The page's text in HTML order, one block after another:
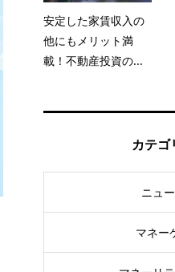
安定した家賃収入の
他にもメリット満
載！不動産投資の...
カテゴ
ニュ
マネー